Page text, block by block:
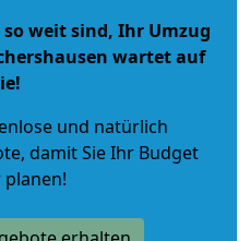
weit sind, Ihr Umzug
wartet auf
und natürlich
, damit Sie Ihr Budget
planen!